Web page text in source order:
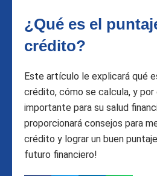
¿Qué es el
crédito?
Este artículo le explicará qué
crédito, cómo se calcula, y por
importante para su salud
proporcionará consejos para
crédito y lograr un buen
futuro financiero!